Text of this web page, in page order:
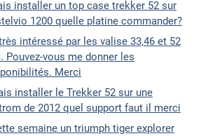
installer un top case trekker 52 sur
1200 quelle platine commander?
intéressé par les valise 33,46 et 52
Pouvez-vous me donner les
Merci
installer le Trekker 52 sur une
de 2012 quel support faut il merci
semaine un triumph tiger explorer